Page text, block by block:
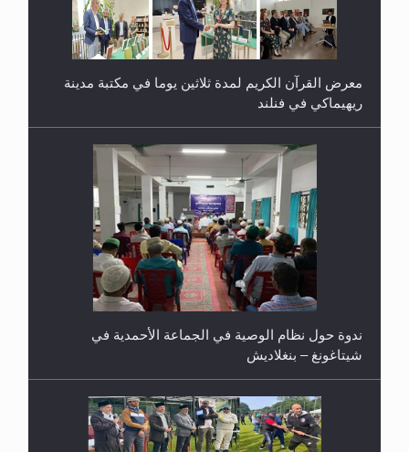
معرض القرآن الكريم لمدة ثلاثين يوما في مكتبة مدينة
ريهيماكي في فنلند
ندوة حول نظام الوصية في الجماعة الأحمدية في
شيتاغونغ – بنغلاديش